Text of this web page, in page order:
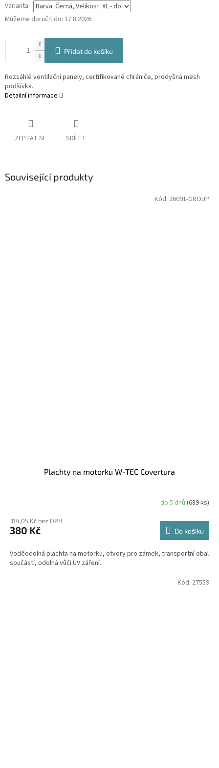
Varianta
Můžeme doručit do: 17.8.2026
Přidat do košíku
Rozsáhlé ventilační panely, certifikované chrániče, prodyšná mesh
podšívka.
Detailní informace
ZEPTAT SE SDÍLET
Související produkty
Plachty na motorku W-TEC Covertura
do 5 dnů (689 ks)
314,05 Kč bez DPH
380 Kč Do košíku
Voděodolná plachta na motorku, otvory pro zámek, transportní obal
součástí, odolná vůči UV záření.
Kód: 26091-GROUP
Kód: 27559